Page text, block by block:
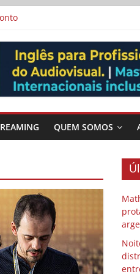
de Wajda a Zbigniew Cybulski
argentina para o cinema
e “O Agente Secreto”
a partir de histórias de vida
QUEM SOMOS